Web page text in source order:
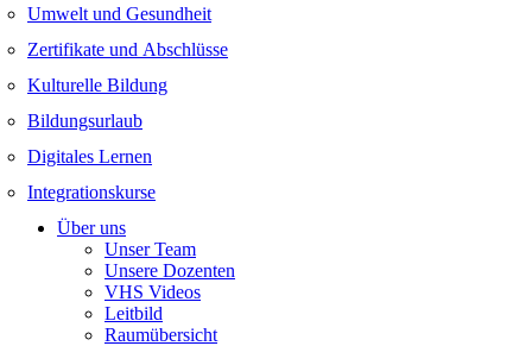
Umwelt und Gesundheit
Zertifikate und Abschlüsse
Kulturelle Bildung
Bildungsurlaub
Digitales Lernen
Integrationskurse
Über uns
Unser Team
Unsere Dozenten
VHS Videos
Leitbild
Raumübersicht